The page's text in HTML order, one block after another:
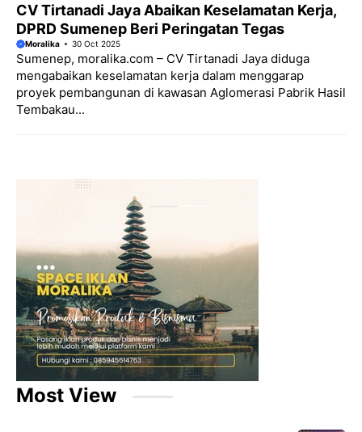
CV Tirtanadi Jaya Abaikan Keselamatan Kerja,
DPRD Sumenep Beri Peringatan Tegas
Moralika 30 Oct 2025
Sumenep, moralika.com – CV Tirtanadi Jaya diduga
mengabaikan keselamatan kerja dalam menggarap
proyek pembangunan di kawasan Aglomerasi Pabrik Hasil
Tembakau...
Most View